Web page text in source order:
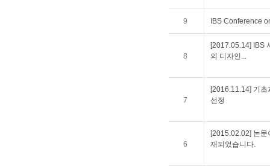
9 IBS Conference
8
[2017.05.14] IBS
의 디자인...
7
[2016.11.14] 기초
선정
6
[2015.02.02] 논
재되었습니다.